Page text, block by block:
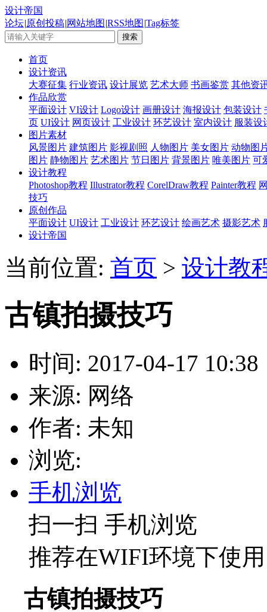
设计帝国
论坛|原创投稿|网站地图 |RSS地图 |Tag标签
首页
设计资讯
大赛征集 行业资讯 设计展览 艺术大师 书画鉴赏 其他资
作品欣赏
平面设计 VI设计 Logo设计 画册设计 海报设计 包装设计
页 UI设计 网页设计 工业设计 环艺设计 室内设计 服装设
图片素材
风景图片 建筑图片 影视剧照 人物图片 美女图片 动物图
图片 静物图片 艺术图片 节日图片 背景图片 唯美图片 可
设计教程
Photoshop教程 Illustrator教程 CorelDraw教程 Painter教程
技巧
原创作品
平面设计 UI设计 工业设计 环艺设计 绘画艺术 摄影艺术
设计帝国
当前位置: 首页 > 设计教
古镇拍摄技巧
时间: 2017-04-17 10:38
来源: 网络
作者: 未知
浏览:
手机浏览
扫一扫 手机浏览
推荐在WIFI环境下使用
古镇拍摄技巧